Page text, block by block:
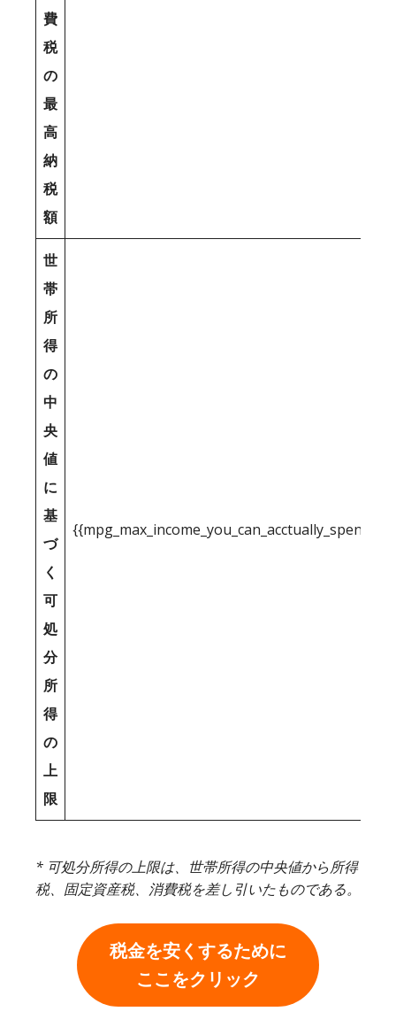
費
税
の
最
高
納
税
額
世
帯
所
得
の
中
央
値
に
基
づ
く
可
処
分
所
得
の
上
限
* 可処分所得の上限は、世帯所得の中央値から所得
税、固定資産税、消費税を差し引いたものである。
税金を安くするために
ここをクリック